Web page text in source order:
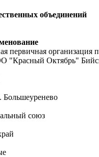
объединений
первичная организация
Октябрь"
Большеуренево
союз